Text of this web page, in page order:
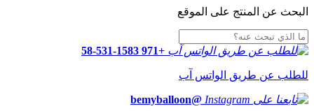
البحث عن المنتج على الموقع
+971 58-531-1583
للطلب عن طريق الواتس آب
@bemyballoon